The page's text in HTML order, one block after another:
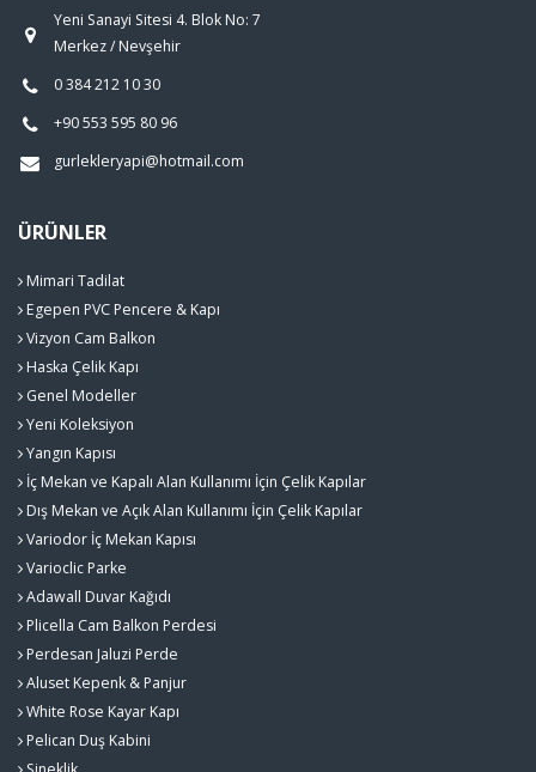
Yeni Sanayi Sitesi 4. Blok No: 7
Merkez / Nevşehir
0 384 212 10 30
+90 553 595 80 96
gurlekleryapi@hotmail.com
ÜRÜNLER
Mimari Tadilat
Egepen PVC Pencere & Kapı
Vizyon Cam Balkon
Haska Çelik Kapı
Genel Modeller
Yeni Koleksiyon
Yangın Kapısı
İç Mekan ve Kapalı Alan Kullanımı İçin Çelik Kapılar
Dış Mekan ve Açık Alan Kullanımı İçin Çelik Kapılar
Variodor İç Mekan Kapısı
Varioclic Parke
Adawall Duvar Kağıdı
Plicella Cam Balkon Perdesi
Perdesan Jaluzi Perde
Aluset Kepenk & Panjur
White Rose Kayar Kapı
Pelican Duş Kabini